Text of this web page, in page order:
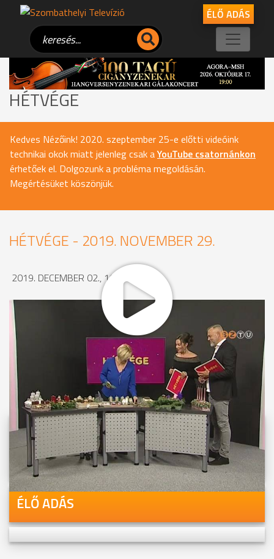
ÉLŐ ADÁS
HÉTVÉGE
Kedves Nézőink! 2020. szeptember 25-e előtti videóink
technikai okok miatt jelenleg csak aYouTube csatornánkon
érhetőek el. Dolgozunk a probléma megoldásán.
Megértésüket köszönjük.
HÉTVÉGE - 2019. NOVEMBER 29.
2019. DECEMBER 02., 10:16
MEGOSZTÁS
Videóink megtekinthetőek
Youtube-csatornánkon is!
ÉLŐ ADÁS